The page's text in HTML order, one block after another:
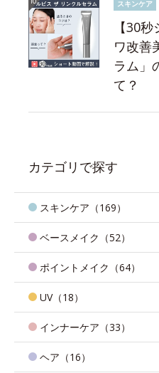
スキンケア
【30
ワ改善
ラム」
て？
カテゴリで探す
スキンケア（169）
ベースメイク（52）
ポイントメイク（64）
UV（18）
インナーケア（33）
ヘア（16）